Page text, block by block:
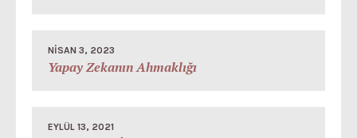
NISAN 3, 2023
Yapay Zekanın Ahmaklığı
EYLÜL 13, 2021